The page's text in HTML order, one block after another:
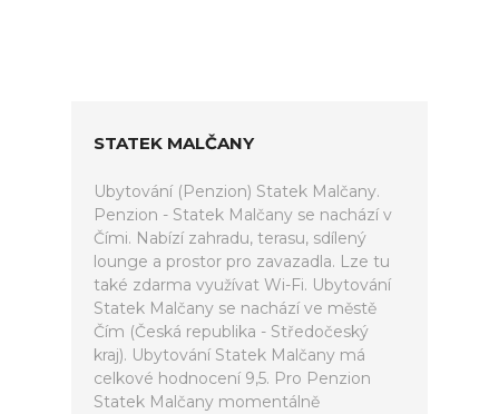
STATEK MALČANY
Ubytování (Penzion) Statek Malčany.
Penzion - Statek Malčany se nachází v
Čími. Nabízí zahradu, terasu, sdílený
lounge a prostor pro zavazadla. Lze tu
také zdarma využívat Wi-Fi. Ubytování
Statek Malčany se nachází ve městě
Čím (Česká republika - Středočeský
kraj). Ubytování Statek Malčany má
celkové hodnocení 9,5. Pro Penzion
Statek Malčany momentálně